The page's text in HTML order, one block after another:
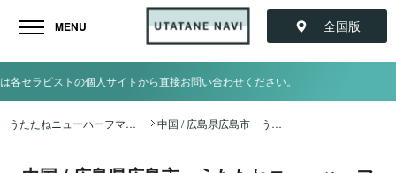
全国版
MENU
サイトから直接お問い合わせください。
うたたねニューハーフマッサージ全国ナビ TOP 中国 / 広島県広島市 うたたねニューハーフマッサージ店一覧